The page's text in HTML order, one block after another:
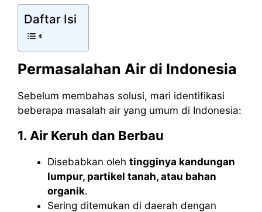
Daftar Isi
Permasalahan Air di Indonesia
Sebelum membahas solusi, mari identifikasi
beberapa masalah air yang umum di Indonesia:
1. Air Keruh dan Berbau
Disebabkan oleh tingginya kandungan
lumpur, partikel tanah, atau bahan
organik.
Sering ditemukan di daerah dengan